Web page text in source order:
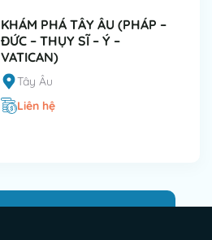
KHÁM PHÁ TÂY ÂU (PHÁP –
ĐỨC – THỤY SĨ – Ý –
VATICAN)
Tây Âu
Liên hệ